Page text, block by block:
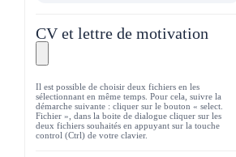
CV et lettre de motivation
Il est possible de choisir deux fichiers en les
sélectionnant en même temps. Pour cela, suivre la
démarche suivante : cliquer sur le bouton « select.
Fichier », dans la boite de dialogue cliquer sur les
deux fichiers souhaités en appuyant sur la touche
control (Ctrl) de votre clavier.